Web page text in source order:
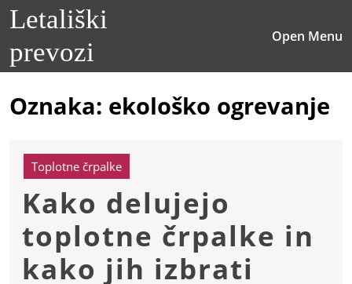
SkipLetališki
prevozi
Open Menu
Oznaka: ekološko ogrevanje
Toplotne črpalke
Kako delujejo
toplotne črpalke in
kako jih izbrati